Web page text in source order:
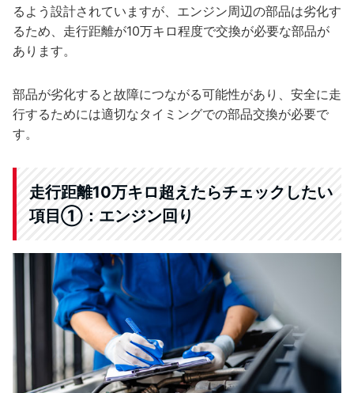
るよう設計されていますが、エンジン周辺の部品は劣化す
るため、走行距離が10万キロ程度で交換が必要な部品が
あります。
部品が劣化すると故障につながる可能性があり、安全に走
行するためには適切なタイミングでの部品交換が必要で
す。
走行距離10万キロ超えたらチェックしたい
項目①：エンジン回り